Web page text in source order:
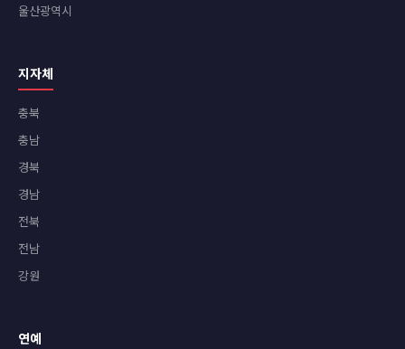
울산광역시
지자체
충북
충남
경북
경남
전북
전남
강원
연예